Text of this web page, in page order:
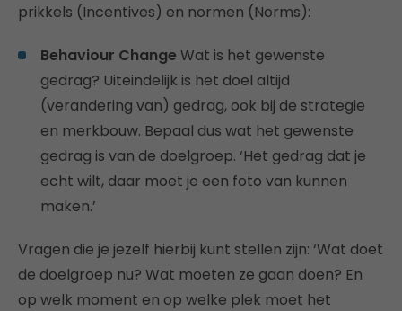
prikkels (Incentives) en normen (Norms):
Behaviour Change Wat is het gewenste
gedrag? Uiteindelijk is het doel altijd
(verandering van) gedrag, ook bij de strategie
en merkbouw. Bepaal dus wat het gewenste
gedrag is van de doelgroep. ‘Het gedrag dat je
echt wilt, daar moet je een foto van kunnen
maken.’
Vragen die je jezelf hierbij kunt stellen zijn: ‘Wat doet
de doelgroep nu? Wat moeten ze gaan doen? En
op welk moment en op welke plek moet het